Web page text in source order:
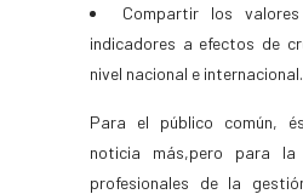
Compartir los
indicadores a efectos de
nivel nacional e internacional.
Para el público común,
noticia más,pero para la
profesionales de la